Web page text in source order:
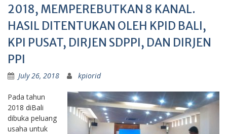
2018, MEMPEREBUTKAN 8 KANAL.
HASIL DITENTUKAN OLEH KPID BALI,
KPI PUSAT, DIRJEN SDPPI, DAN DIRJEN
PPI
July 26, 2018 kpiorid
Pada tahun
2018 diBali
dibuka peluang
usaha untuk